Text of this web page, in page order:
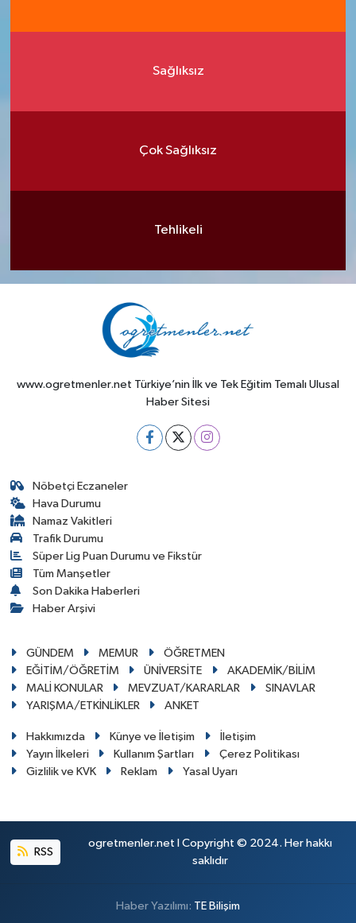
Sağlıksız
Çok Sağlıksız
Tehlikeli
www.ogretmenler.net Türkiye’nin İlk ve Tek Eğitim Temalı Ulusal
Haber Sitesi
Nöbetçi Eczaneler
Hava Durumu
Namaz Vakitleri
Trafik Durumu
Süper Lig Puan Durumu ve Fikstür
Tüm Manşetler
Son Dakika Haberleri
Haber Arşivi
GÜNDEM MEMUR
ÖĞRETMEN
EĞİTİM/ÖĞRETİM
ÜNİVERSİTE
AKADEMİK/BİLİM
MALİ KONULAR
MEVZUAT/KARARLAR
SINAVLAR
YARIŞMA/ETKİNLİKLER
ANKET
Hakkımızda Künye ve İletişim
İletişim
Yayın İlkeleri
Kullanım Şartları
Çerez Politikası
Gizlilik ve KVK
Reklam Yasal Uyarı
RSS
ogretmenler.net I Copyright © 2024. Her hakkı
saklıdır
Haber Yazılımı: TE Bilişim